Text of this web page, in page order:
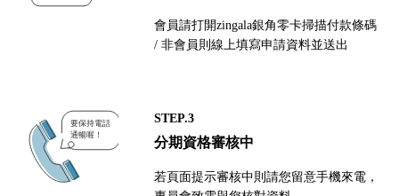
會員請打開zingala銀角零卡掃描付款條碼
/ 非會員則線上填寫申請資料並送出
STEP.3
分期資格審核中
若頁面提示審核中則請您留意手機來電，